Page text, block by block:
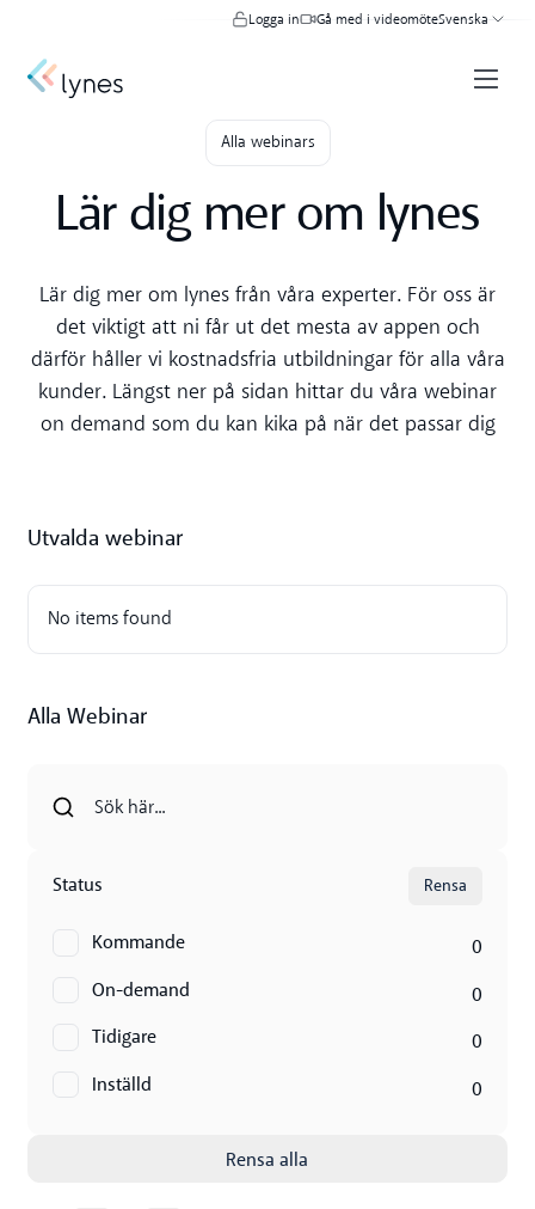
Logga in Gå med i videomöteSvenska
Alla webinars
Lär dig mer om lynes
Lär dig mer om lynes från våra experter. För oss är
det viktigt att ni får ut det mesta av appen och
därför håller vi kostnadsfria utbildningar för alla våra
kunder. Längst ner på sidan hittar du våra webinar
on demand som du kan kika på när det passar dig
Status Rensa
Kommande
0
On-demand
0
Tidigare
0
Inställd
0
Rensa alla
Utvalda webinar
No items found
Alla Webinar